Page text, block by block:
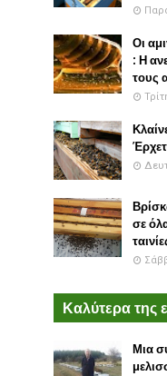
Οι
: Η
τους
σε
Καλύτερα της
Μια